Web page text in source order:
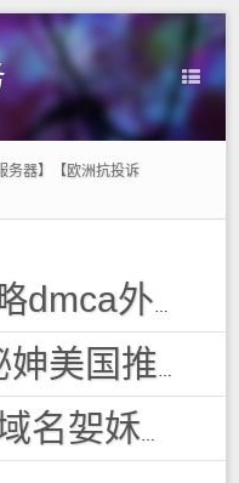
务器】【欧洲抗投诉
务器，无视投诉
兰仿牌服务器外贸抗投诉vps主机空间
百度权重高pr域名,百度搜狗收录域名